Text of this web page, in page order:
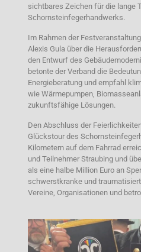
sichtbares Zeichen für die lange
Schornsteinfegerhandwerks.
Im Rahmen der
Alexis Gula über die
den Entwurf des
betonte der Verband die
Energieberatung und empfahl
wie Wärmepumpen,
zukunftsfähige Lösungen.
Den Abschluss der
Glückstour des
Kilometern auf dem Fahrrad
und Teilnehmer Straubing und
als eine halbe Million Euro an
schwerstkranke und
Vereine, Organisationen und